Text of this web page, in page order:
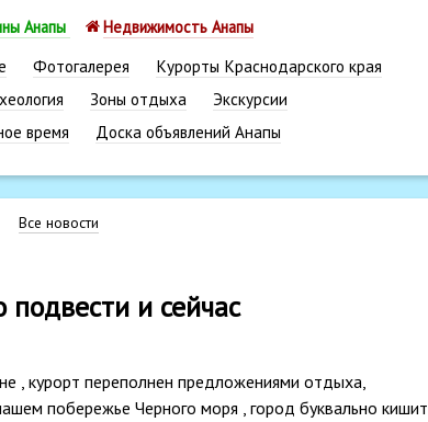
Анапы
Недвижимость Анапы
Фотогалерея
Курорты Краснодарского края
Зоны отдыха
Экскурсии
время
Доска объявлений Анапы
Все новости
и сейчас
, курорт переполнен предложениями отдыха,
побережье Черного моря , город буквально кишит